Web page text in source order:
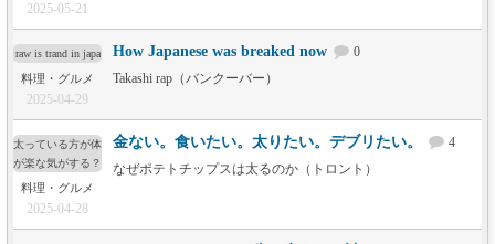
2025-05-21
raw is trand in japa
料理・グルメ
2025-04-29
How Japanese was breaked now
0
Takashi rap（バンクーバー）
太っている方が体
が楽な気がする？
料理・グルメ
2025-04-28
金ない。食いたい。太りたい。デブリたい。
4
なぜポテトチップスは太るのか（トロント）